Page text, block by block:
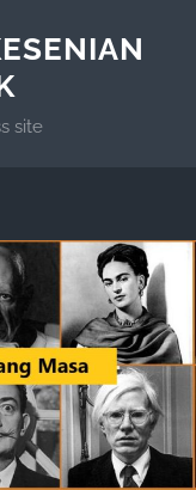
site